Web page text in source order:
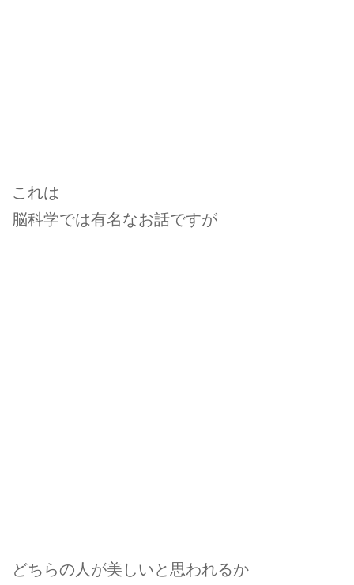
これは
脳科学では有名なお話ですが
どちらの人が美しいと思われるか